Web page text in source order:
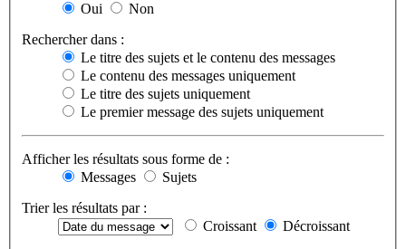
Oui
Non
Rechercher dans :
Le titre des sujets et le contenu des messages
Le contenu des messages uniquement
Le titre des sujets uniquement
Le premier message des sujets uniquement
Afficher les résultats sous forme de :
Messages
Sujets
Trier les résultats par :
Croissant
Décroissant